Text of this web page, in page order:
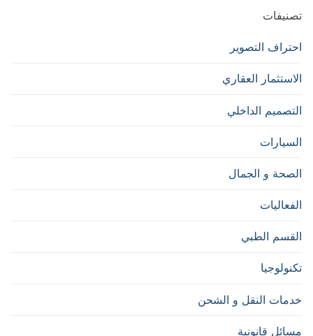
تصنيفات
احتراف التصوير
الاستثمار العقاري
التصميم الداخلي
السيارات
الصحة و الجمال
الفعاليات
القسم الطبي
تكنولوجيا
خدمات النقل و الشحن
مسائل قانونية